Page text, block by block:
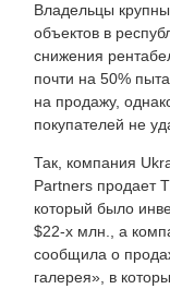
Владельцы
объектов в
снижения
почти на 50%
на продажу,
покупателей не
Так, компания
Partners продает
который было
$22-х млн., а
сообщила о
галерея», в